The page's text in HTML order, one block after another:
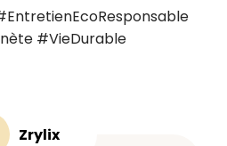
#VieDurable
Zrylix